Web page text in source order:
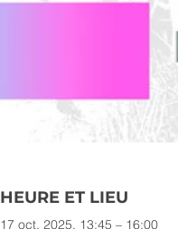
HEURE ET LIEU
17 oct. 2025, 13:45 – 16:00